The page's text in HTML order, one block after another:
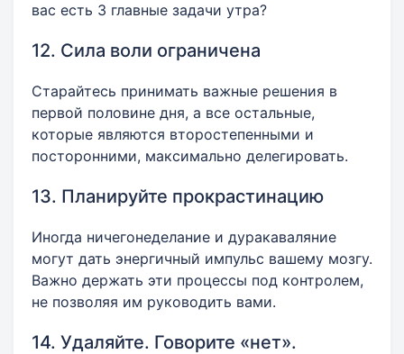
вас есть 3 главные задачи утра?
12. Сила воли ограничена
Старайтесь принимать важные решения в
первой половине дня, а все остальные,
которые являются второстепенными и
посторонними, максимально делегировать.
13. Планируйте прокрастинацию
Иногда ничегонеделание и дуракаваляние
могут дать энергичный импульс вашему мозгу.
Важно держать эти процессы под контролем,
не позволяя им руководить вами.
14. Удаляйте. Говорите «нет».